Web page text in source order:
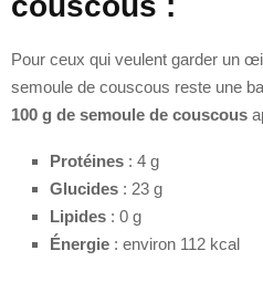
Pour ceux qui veulent garder un
semoule de couscous reste une
100 g de semoule de couscous
Protéines : 4 g
Glucides : 23 g
Lipides : 0 g
Énergie : environ 112 kcal